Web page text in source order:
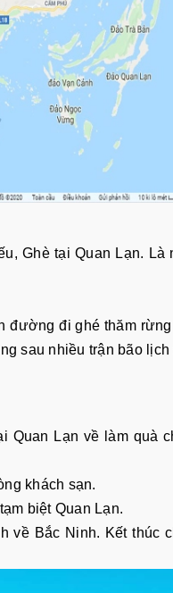
Ghè tại Quan Lạn. Là
đường đi ghé thăm rừng
sau nhiều trận bão lịch
Quan Lạn về làm quà
khách sạn.
biệt Quan Lạn.
về Bắc Ninh. Kết thúc